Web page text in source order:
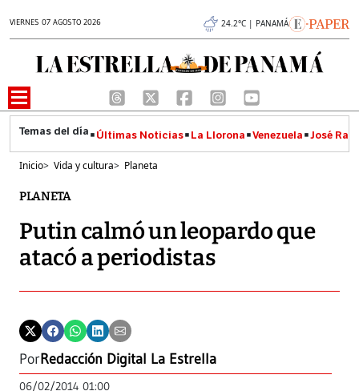
VIERNES 07 AGOSTO 2026 24.2°C | PANAMÁ
Últimas Noticias La Llorona Venezuela José
Inicio> Vida y cultura> Planeta
PLANETA
Putin calmó un leopardo que
atacó a periodistas
PorRedacción Digital La Estrella
06/02/2014 01:00